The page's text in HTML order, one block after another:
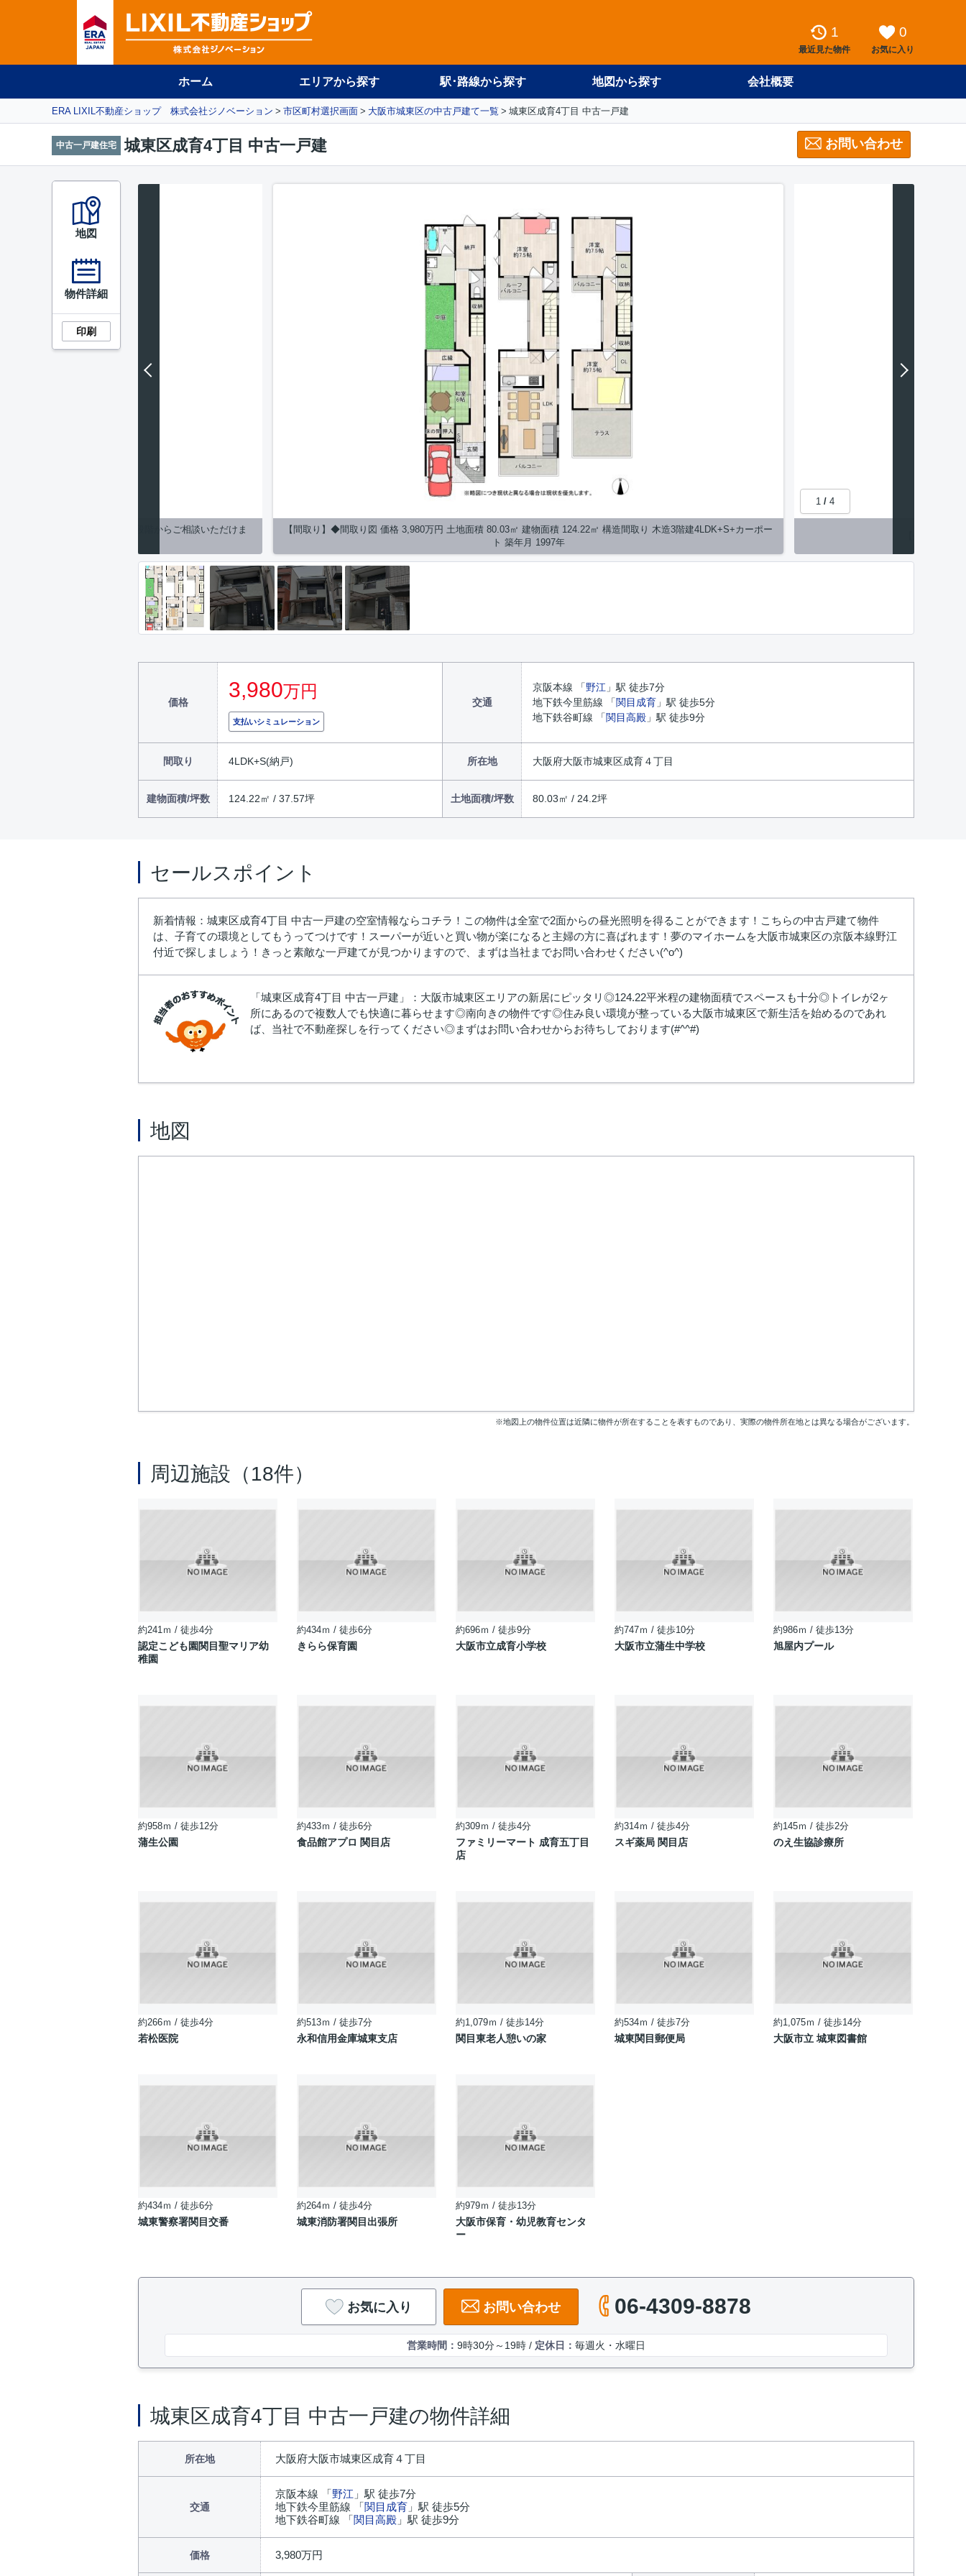
1
最近見た物件
0
お気に入り
ホーム エリアから探す 駅･路線から探す 地図から探す 会社概要
ERA LIXIL不動産ショップ 株式会社ジノベーション 市区町村選択画面 大阪市城東区の中古戸建て一覧 城東区成育4丁目 中古一戸建
中古一戸建住宅 城東区成育4丁目 中古一戸建 お問い合わせ
1 / 4
【間取り】◆間取り図 価格 3,980万円 土地面積 80.03㎡ 建物面積 124.22㎡ 構造間取り 木造3階建4LDK+S+カーポー
ト 築年月 1997年
籍していますので、検討初期段階からご相談いただけま
価格
3,980万円
支払いシミュレーション
交通
京阪本線 「野江 」駅 徒歩7分
地下鉄今里筋線 「関目成育 」駅 徒歩5分
地下鉄谷町線 「関目高殿 」駅 徒歩9分
間取り 4LDK+S(納戸) 所在地 大阪府大阪市城東区成育４丁目
建物面積/坪数 124.22㎡ / 37.57坪 土地面積/坪数 80.03㎡ / 24.2坪
地図
物件詳細
印刷
セールスポイント
新着情報：城東区成育4丁目 中古一戸建の空室情報ならコチラ！この物件は全室で2面からの昼光照明を得ることができます！こちらの中古戸建て物件
は、子育ての環境としてもうってつけです！スーパーが近いと買い物が楽になると主婦の方に喜ばれます！夢のマイホームを大阪市城東区の京阪本線野江
付近で探しましょう！きっと素敵な一戸建てが見つかりますので、まずは当社までお問い合わせください(^o^)
「城東区成育4丁目 中古一戸建」：大阪市城東区エリアの新居にピッタリ◎124.22平米程の建物面積でスペースも十分◎トイレが2ヶ
所にあるので複数人でも快適に暮らせます◎南向きの物件です◎住み良い環境が整っている大阪市城東区で新生活を始めるのであれ
ば、当社で不動産探しを行ってください◎まずはお問い合わせからお待ちしております(#^^#)
地図
※地図上の物件位置は近隣に物件が所在することを表すものであり、実際の物件所在地とは異なる場合がございます。
周辺施設（18件）
約241ｍ / 徒歩4分
認定こども園関目聖マリア幼
稚園
約434ｍ / 徒歩6分
きらら保育園
約696ｍ / 徒歩9分
大阪市立成育小学校
約747ｍ / 徒歩10分
大阪市立蒲生中学校
約986ｍ / 徒歩13分
旭屋内プール
約958ｍ / 徒歩12分
蒲生公園
約433ｍ / 徒歩6分
食品館アプロ 関目店
約309ｍ / 徒歩4分
ファミリーマート 成育五丁目
店
約314ｍ / 徒歩4分
スギ薬局 関目店
約145ｍ / 徒歩2分
のえ生協診療所
約266ｍ / 徒歩4分
若松医院
約513ｍ / 徒歩7分
永和信用金庫城東支店
約1,079ｍ / 徒歩14分
関目東老人憩いの家
約534ｍ / 徒歩7分
城東関目郵便局
約1,075ｍ / 徒歩14分
大阪市立 城東図書館
約434ｍ / 徒歩6分
城東警察署関目交番
約264ｍ / 徒歩4分
城東消防署関目出張所
約979ｍ / 徒歩13分
大阪市保育・幼児教育センタ
ー
お気に入り お問い合わせ 06-4309-8878
営業時間： 9時30分～19時 / 定休日： 毎週火・水曜日
城東区成育4丁目 中古一戸建の物件詳細
所在地 大阪府大阪市城東区成育４丁目
交通
京阪本線 「野江 」駅 徒歩7分
地下鉄今里筋線 「関目成育 」駅 徒歩5分
地下鉄谷町線 「関目高殿 」駅 徒歩9分
価格 3,980万円